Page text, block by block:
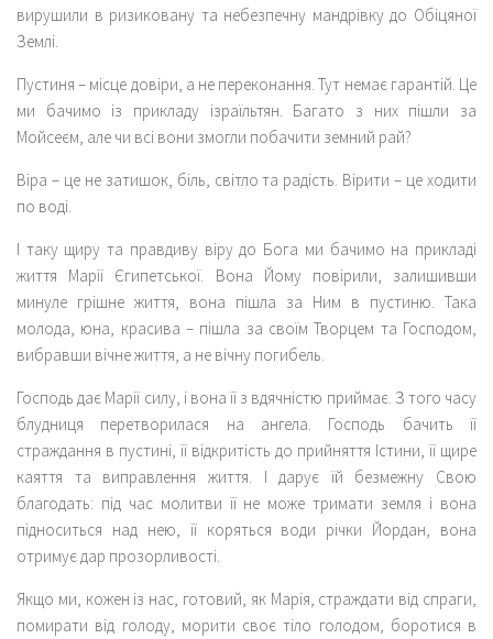
вирушили в ризиковану та небезпечну мандрівку до Обіцяної
Землі.
Пустиня – місце довіри, а не переконання. Тут немає гарантій. Це
ми бачимо із прикладу ізраїльтян. Багато з них пішли за
Мойсеєм, але чи всі вони змогли побачити земний рай?
Віра – це не затишок, біль, світло та радість. Вірити – це ходити
по воді.
І таку щиру та правдиву віру до Бога ми бачимо на прикладі
життя Марії Єгипетської. Вона Йому повірили, залишивши
минуле грішне життя, вона пішла за Ним в пустиню. Така
молода, юна, красива – пішла за своїм Творцем та Господом,
вибравши вічне життя, а не вічну погибель.
Господь дає Марії силу, і вона її з вдячністю приймає. З того часу
блудниця перетворилася на ангела. Господь бачить її
страждання в пустині, її відкритість до прийняття Істини, її щире
каяття та виправлення життя. І дарує їй безмежну Свою
благодать: під час молитви її не може тримати земля і вона
підноситься над нею, її коряться води річки Йордан, вона
отримує дар прозорливості.
Якщо ми, кожен із нас, готовий, як Марія, страждати від спраги,
помирати від голоду, морити своє тіло голодом, боротися в